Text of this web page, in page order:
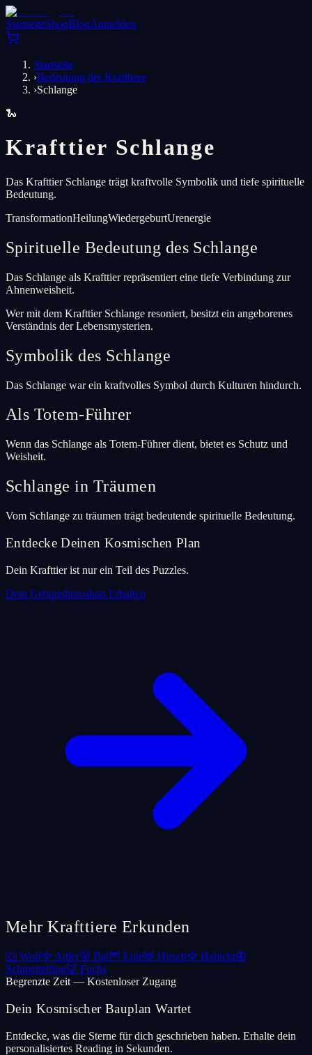
StartseiteShopBlogAnmelden
Startseite
›Bedeutung der Krafttiere
›Schlange
🐍
Krafttier Schlange
Das Krafttier Schlange trägt kraftvolle Symbolik und tiefe spirituelle
Bedeutung.
TransformationHeilungWiedergeburtUrenergie
Spirituelle Bedeutung des Schlange
Das Schlange als Krafttier repräsentiert eine tiefe Verbindung zur
Ahnenweisheit.
Wer mit dem Krafttier Schlange resoniert, besitzt ein angeborenes
Verständnis der Lebensmysterien.
Symbolik des Schlange
Das Schlange war ein kraftvolles Symbol durch Kulturen hindurch.
Als Totem-Führer
Wenn das Schlange als Totem-Führer dient, bietet es Schutz und
Weisheit.
Schlange in Träumen
Vom Schlange zu träumen trägt bedeutende spirituelle Bedeutung.
Entdecke Deinen Kosmischen Plan
Dein Krafttier ist nur ein Teil des Puzzles.
Dein Geburtshoroskop Erhalten
Mehr Krafttiere Erkunden
🐺 Wolf🦅 Adler🐻 Bär🦉 Eule🦌 Hirsch🦅 Habicht🦋
Schmetterling🦊 Fuchs
Begrenzte Zeit — Kostenloser Zugang
Dein Kosmischer Bauplan Wartet
Entdecke, was die Sterne für dich geschrieben haben. Erhalte dein
personalisiertes Reading in Sekunden.